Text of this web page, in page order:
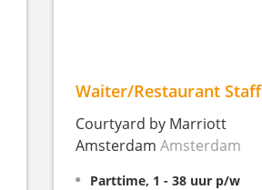
Waiter/Restaurant Staff
Courtyard by Marriott
Amsterdam Amsterdam
Parttime, 1 - 38 uur p/w